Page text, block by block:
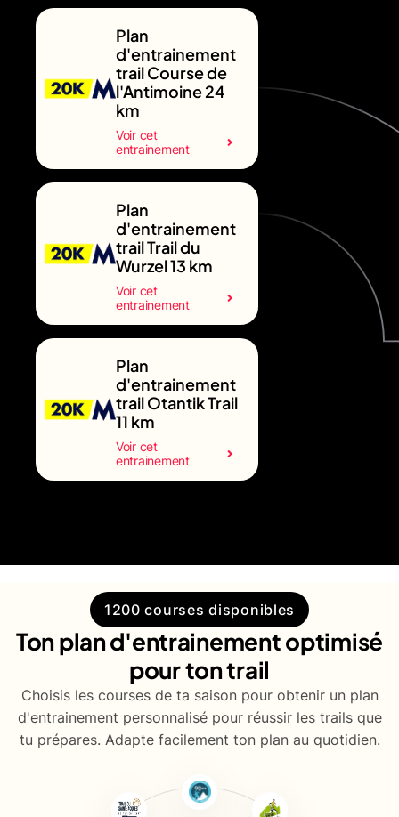
Plan
d'entrainement
trail Course de
l'Antimoine 24
km
Voir cet
entrainement
Plan
d'entrainement
trail Trail du
Wurzel 13 km
Voir cet
entrainement
Plan
d'entrainement
trail Otantik Trail
11 km
Voir cet
entrainement
1200 courses disponibles
Ton plan d'entrainement optimisé
pour ton trail
Choisis les courses de ta saison pour obtenir un plan
d'entrainement personnalisé pour réussir les trails que
tu prépares. Adapte facilement ton plan au quotidien.